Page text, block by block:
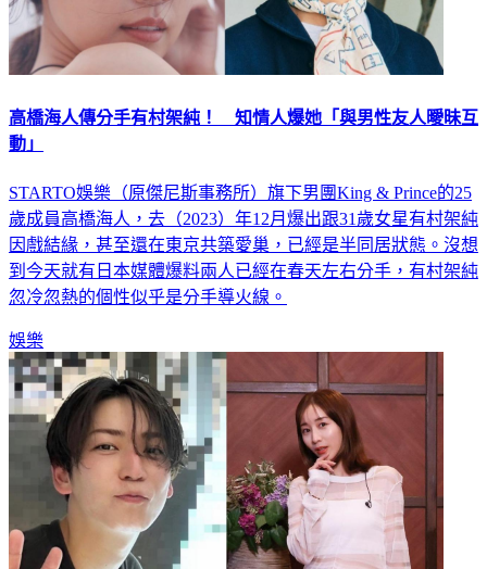
高橋海人傳分手有村架純！ 知情人爆她「與男性友人曖昧互
動」
STARTO娛樂（原傑尼斯事務所）旗下男團King & Prince的25
歲成員高橋海人，去（2023）年12月爆出跟31歲女星有村架純
因戲結緣，甚至還在東京共築愛巢，已經是半同居狀態。沒想
到今天就有日本媒體爆料兩人已經在春天左右分手，有村架純
忽冷忽熱的個性似乎是分手導火線。
娛樂